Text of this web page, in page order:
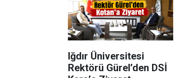
Iğdır Üniversitesi
Rektörü Gürel’den DSİ